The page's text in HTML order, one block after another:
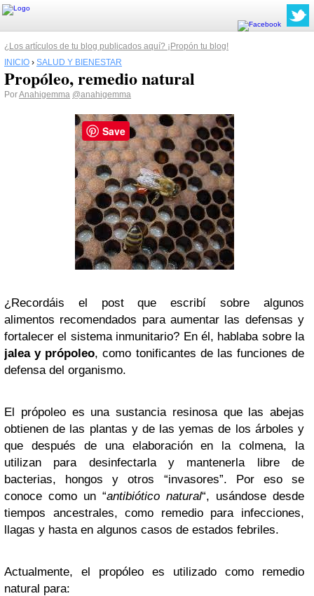
¿Los artículos de tu blog publicados aquí? ¡Propón tu blog!
INICIO › SALUD Y BIENESTAR
Propóleo, remedio natural
PorAnahigemma @anahigemma
¿Recordáis el post que escribí sobre algunos
alimentos recomendados para aumentar las defensas y
fortalecer el sistema inmunitario? En él, hablaba sobre la
jalea y própoleo, como tonificantes de las funciones de
defensa del organismo.
El própoleo es una sustancia resinosa que las abejas
obtienen de las plantas y de las yemas de los árboles y
que después de una elaboración en la colmena, la
utilizan para desinfectarla y mantenerla libre de
bacterias, hongos y otros “invasores”. Por eso se
conoce como un “antibiótico natural“, usándose desde
tiempos ancestrales, como remedio para infecciones,
llagas y hasta en algunos casos de estados febriles.
Actualmente, el propóleo es utilizado como remedio
natural para:
Save